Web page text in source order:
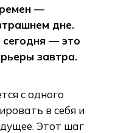
—
дне.
сегодня — это
завтра.
с одного
в себя и
Этот шаг